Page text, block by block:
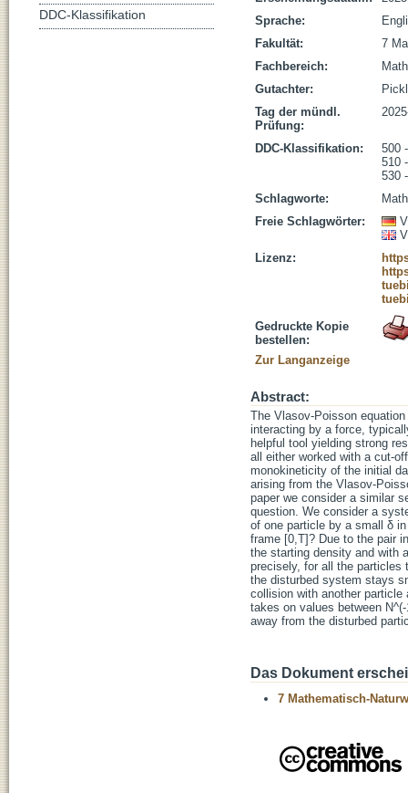
Sprache:
Fakultät:
7
Fachbereich:
Gutachter:
Tag der mündl.
Prüfung:
DDC-Klassifikation:
500
510
530
Schlagworte:
Freie Schlagwörter:
Lizenz:
Gedruckte Kopie
bestellen:
Zur Langanzeige
Abstract:
The Vlasov-Poisson
interacting by a force,
helpful tool yielding strong
all either worked with a cut-
monokineticity of the initial
arising from the Vlasov-
paper we consider a similar
question. We consider a
of one particle by a small δ
frame [0,T]? Due to the pair
the starting density and with
precisely, for all the particles
the disturbed system stays
collision with another
takes on values between
away from the disturbed
Das Dokument
7 Mathematisch-
DDC-Klassifikation